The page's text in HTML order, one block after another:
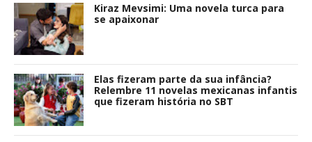
Kiraz Mevsimi: Uma novela turca para
se apaixonar
Elas fizeram parte da sua infância?
Relembre 11 novelas mexicanas infantis
que fizeram história no SBT